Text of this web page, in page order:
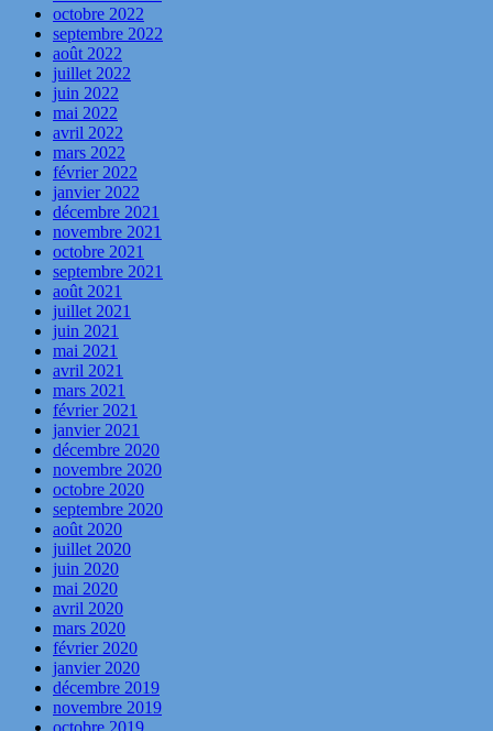
octobre 2022
septembre 2022
août 2022
juillet 2022
juin 2022
mai 2022
avril 2022
mars 2022
février 2022
janvier 2022
décembre 2021
novembre 2021
octobre 2021
septembre 2021
août 2021
juillet 2021
juin 2021
mai 2021
avril 2021
mars 2021
février 2021
janvier 2021
décembre 2020
novembre 2020
octobre 2020
septembre 2020
août 2020
juillet 2020
juin 2020
mai 2020
avril 2020
mars 2020
février 2020
janvier 2020
décembre 2019
novembre 2019